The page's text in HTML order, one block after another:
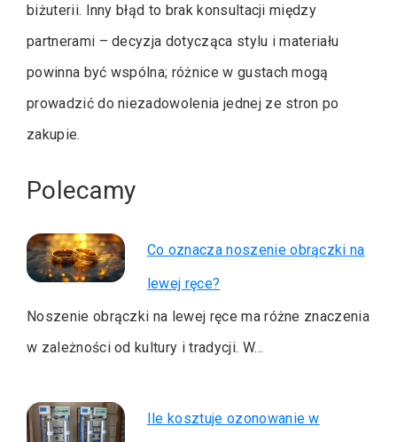
biżuterii. Inny błąd to brak konsultacji między
partnerami – decyzja dotycząca stylu i materiału
powinna być wspólna; różnice w gustach mogą
prowadzić do niezadowolenia jednej ze stron po
zakupie.
Polecamy
Co oznacza noszenie obrączki na
lewej ręce?
Noszenie obrączki na lewej ręce ma różne znaczenia
w zależności od kultury i tradycji. W…
Ile kosztuje ozonowanie w